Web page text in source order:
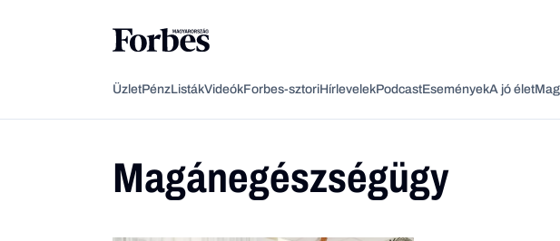
ÜzletPénzListákVideókForbes-sztoriHírlevelekPodcastEseményekA jó élet
Magánegészségügy